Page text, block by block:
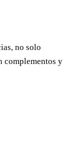
no solo
complementos y